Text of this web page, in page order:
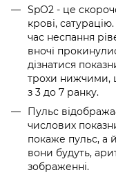
SpO2 - це
крові,
час неспання
вночі
дізнатися
трохи нижчими,
з 3 до 7 ранку.
Пульс
числових
покаже пульс, а
вони будуть,
зображенні.